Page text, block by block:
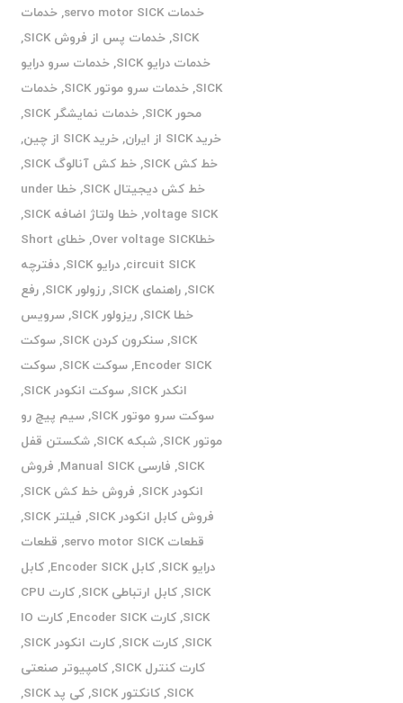
خدمات servo motor SICK
,خدمات
SICK
,خدمات پس از فروش SICK
,
خدمات درایو SICK
,خدمات سرو درایو
SICK
,خدمات سرو موتور SICK ,خدمات
محور SICK
,خدمات نمایشگر SICK
,
خرید SICK از ایران
,خرید SICK از چین
,
خط کش SICK
,خط کش آنالوگ SICK
,
خط کش دیجیتال SICK
,
خطا under
voltage SICK
,خطا ولتاژ اضافه SICK
,
خطاOver voltage SICK
,
خطای Short
circuit SICK
,درایو SICK ,دفترچه
SICK
,راهنمای SICK ,رزولور SICK ,رفع
خطا SICK
,ریزولور SICK ,سرویس
SICK
,سنکرون کردن SICK ,سوکت
Encoder SICK
,سوکت SICK ,سوکت
انکدر SICK
,سوکت انکودر SICK
,
سوکت سرو موتور SICK
,سیم پیچ رو
موتور SICK
,شبکه SICK ,شکستن قفل
SICK
, فارسی Manual SICK , فروش
انکودر SICK
, فروش خط کش SICK
,
فروش کابل انکودر SICK
, فیلتر SICK
,
قطعات servo motor SICK
, قطعات
درایو SICK
,کابل Encoder SICK ,کابل
SICK
,کابل ارتباطی SICK ,
کارت CPU
SICK
,کارت Encoder SICK ,
کارت IO
SICK
,کارت SICK ,کارت انکودر SICK
,
کارت کنترل SICK
,کامپیوتر صنعتی
SICK
,کانکتور SICK ,کی پد SICK
,